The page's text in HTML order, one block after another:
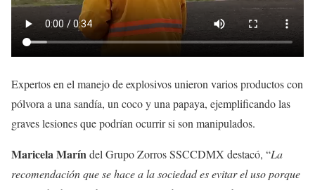
Expertos en el manejo de explosivos unieron varios productos con
pólvora a una sandía, un coco y una papaya, ejemplificando las
graves lesiones que podrían ocurrir si son manipulados.
Maricela Maríndel Grupo Zorros SSCCDMX destacó, “La
recomendación que se hace a la sociedad es evitar el uso porque